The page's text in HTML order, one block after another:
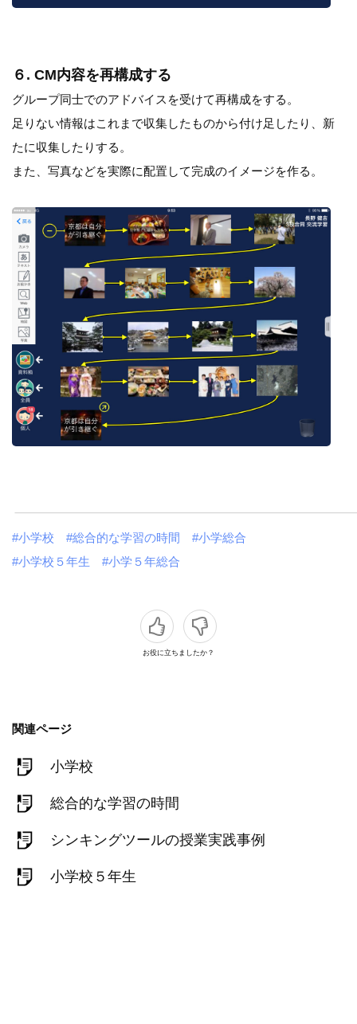
６. CM内容を再構成する
グループ同士でのアドバイスを受けて再構成をする。
足りない情報はこれまで収集したものから付け足したり、新
たに収集したりする。
また、写真などを実際に配置して完成のイメージを作る。
#小学校 #総合的な学習の時間
#小学総合
#小学校５年生
#小学５年総合
お役に立ちましたか？
関連ページ
小学校
総合的な学習の時間
シンキングツールの授業実践事例
小学校５年生